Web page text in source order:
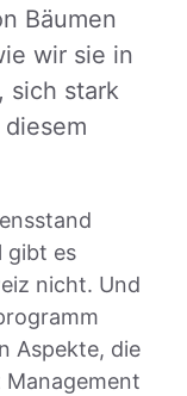
Bäumen
wir sie in
sich stark
gibt es
nicht. Und
Aspekte, die
Management